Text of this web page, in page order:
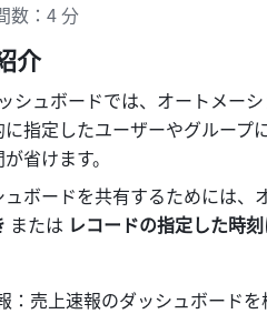
数：4 分
介
シュボードでは、オートメー
指定したユーザーやグループ
省けます。
ュボードを共有するためには
または レコードの指定した時
：売上速報のダッシュボード